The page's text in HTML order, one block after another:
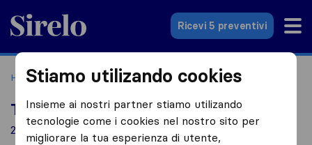
Sirelo.it
Ricevi 5 preventivi
Home Le 10 migliori aziende di traslochi in Italia
Top 10 traslocatori a Carini
2 aziende di traslochi trovate a Carini
Stiamo utilizando cookies
Insieme ai nostri partner stiamo utilizando
tecnologie come i cookies nel nostro sito per
migliorare la tua esperienza di utente,